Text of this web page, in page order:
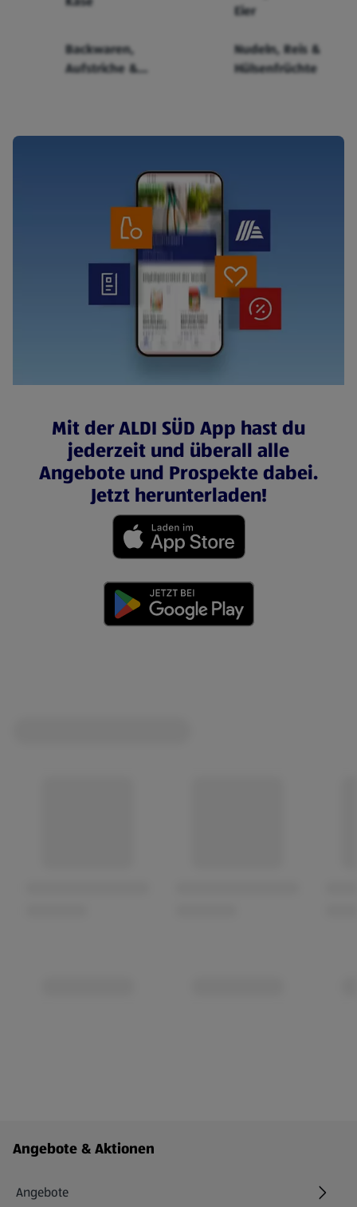
Eier
Backwaren,
Aufstriche &
Nudeln, Reis &
Hülsenfrüchte
Mit der ALDI SÜD App hast du
jederzeit und überall alle
Angebote und Prospekte dabei.
Jetzt herunterladen!
Fußzeilenmenü - weitere Links
Angebote & Aktionen
Angebote